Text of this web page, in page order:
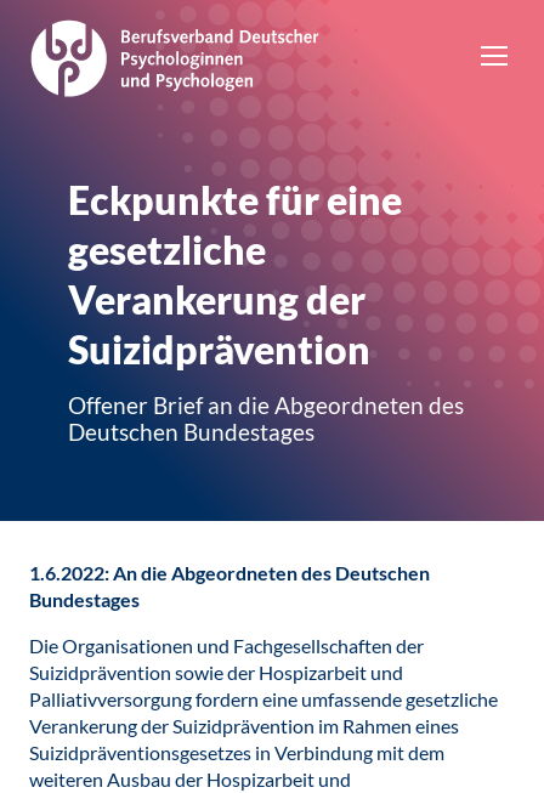
Eckpunkte für eine
gesetzliche
Verankerung der
Suizidprävention
Offener Brief an die Abgeordneten des
Deutschen Bundestages
1.6.2022: An die Abgeordneten des Deutschen
Bundestages
Die Organisationen und Fachgesellschaften der
Suizidprävention sowie der Hospizarbeit und
Palliativversorgung fordern eine umfassende gesetzliche
Verankerung der Suizidprävention im Rahmen eines
Suizidpräventionsgesetzes in Verbindung mit dem
weiteren Ausbau der Hospizarbeit und